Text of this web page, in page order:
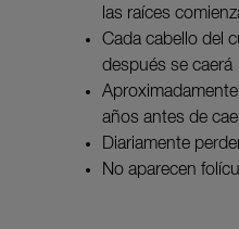
las raíces
Cada cabello del
después se caerá
años antes de
Diariamente
No aparecen